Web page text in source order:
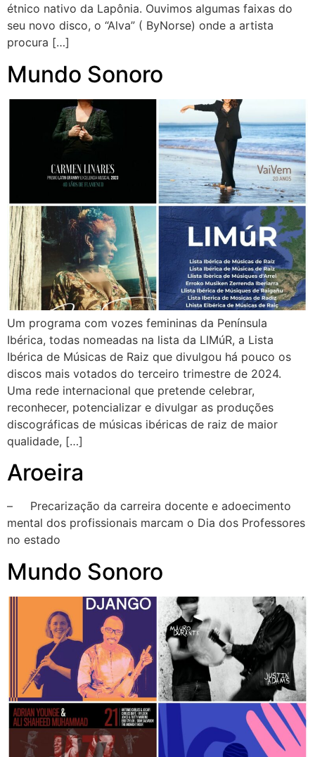
étnico nativo da Lapônia. Ouvimos algumas faixas do
seu novo disco, o “Alva” ( ByNorse) onde a artista
procura […]
Mundo Sonoro
Um programa com vozes femininas da Península
Ibérica, todas nomeadas na lista da LIMúR, a Lista
Ibérica de Músicas de Raiz que divulgou há pouco os
discos mais votados do terceiro trimestre de 2024.
Uma rede internacional que pretende celebrar,
reconhecer, potencializar e divulgar as produções
discográficas de músicas ibéricas de raiz de maior
qualidade, […]
Aroeira
– Precarização da carreira docente e adoecimento
mental dos profissionais marcam o Dia dos Professores
no estado
Mundo Sonoro